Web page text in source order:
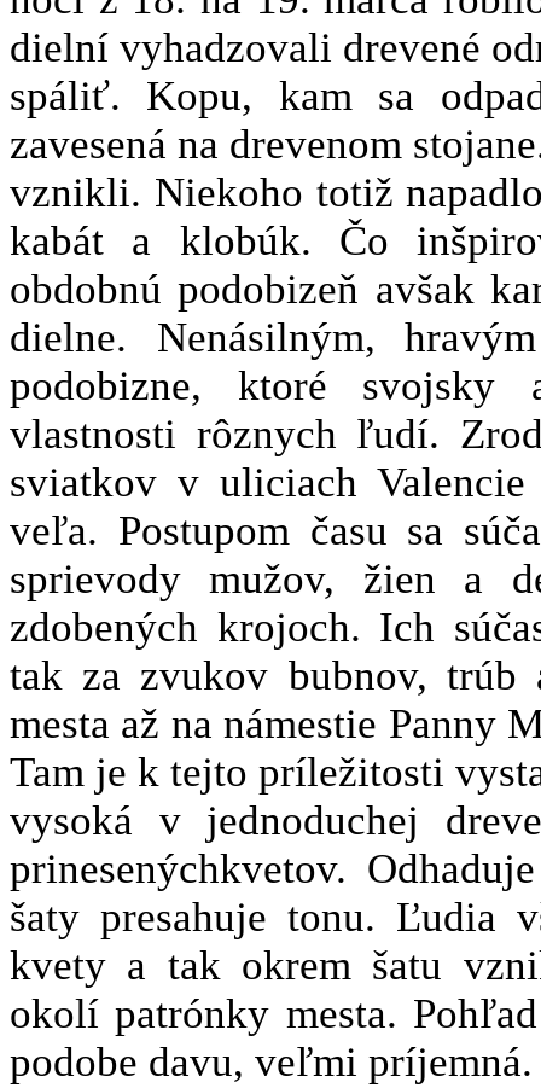
dielní vyhadzovali drevené
spáliť. Kopu, kam sa
zavesená na drevenom
vznikli. Niekoho totiž
kabát a klobúk. Čo
obdobnú podobizeň avšak
dielne. Nenásilným,
podobizne, ktoré svojsky
vlastnosti rôznych ľudí.
sviatkov v uliciach
veľa. Postupom času sa
sprievody mužov, žien a
zdobených krojoch. Ich
tak za zvukov bubnov,
mesta až na námestie Panny
Tam je k tejto príležitosti
vysoká v jednoduchej
prinesenýchkvetov.
šaty presahuje tonu. Ľudia
kvety a tak okrem šatu
okolí patrónky mesta.
podobe davu, veľmi príjemná.